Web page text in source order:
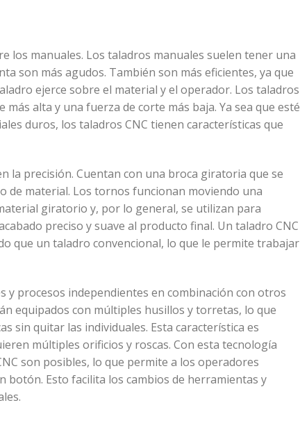
los manuales. Los taladros manuales suelen tener una
son más agudos. También son más eficientes, ya que
ejerce sobre el material y el operador. Los taladros
alta y una fuerza de corte más baja. Ya sea que esté
duros, los taladros CNC tienen características que
la precisión. Cuentan con una broca giratoria que se
de material. Los tornos funcionan moviendo una
giratorio y, por lo general, se utilizan para
preciso y suave al producto final. Un taladro CNC
que un taladro convencional, lo que le permite trabajar
y procesos independientes en combinación con otros
equipados con múltiples husillos y torretas, lo que
sin quitar las individuales. Esta característica es
múltiples orificios y roscas. Con esta tecnología
son posibles, lo que permite a los operadores
Esto facilita los cambios de herramientas y